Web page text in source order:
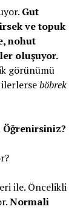
Gut
ve topuk
nohut
oluşuyor.
görünümü
ilerlerseböbrek
Öğrenirsiniz?
ile. Öncelikli
Normali